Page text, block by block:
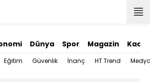
Dünya Spor Magazin Kadın
Eğitim Güvenlik İnanç HT Trend